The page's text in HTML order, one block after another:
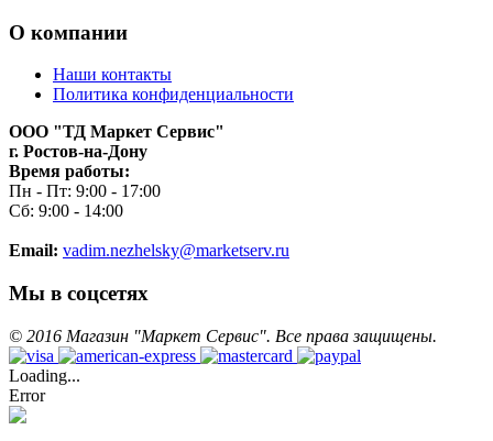
О компании
Наши контакты
Политика конфиденциальности
ООО "ТД Маркет Сервис"
г. Ростов-на-Дону
Время работы:
Пн - Пт: 9:00 - 17:00
Сб: 9:00 - 14:00
Email: vadim.nezhelsky@marketserv.ru
Мы в соцсетях
© 2016 Магазин "Маркет Сервис". Все права защищены.
Loading...
Error